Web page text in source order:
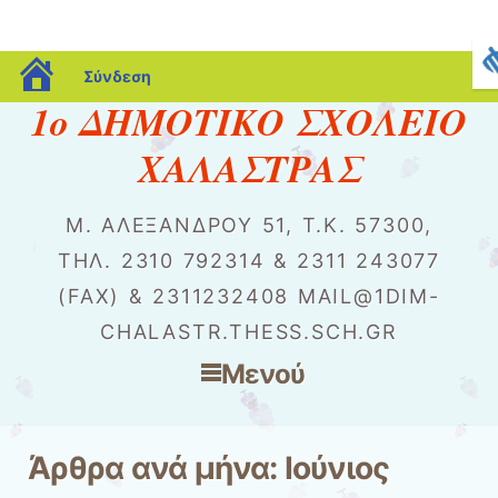
blogs.sch.gr
Σύνδεση
1o ΔΗΜΟΤΙΚΟ ΣΧΟΛΕΙΟ
ΧΑΛΑΣΤΡΑΣ
Μ. ΑΛΕΞΆΝΔΡΟΥ 51, Τ.Κ. 57300,
ΤΗΛ. 2310 792314 & 2311 243077
(FAX) & 2311232408 MAIL@1DIM-
CHALASTR.THESS.SCH.GR
Μενού
Άρθρα ανά μήνα: Ιούνιος